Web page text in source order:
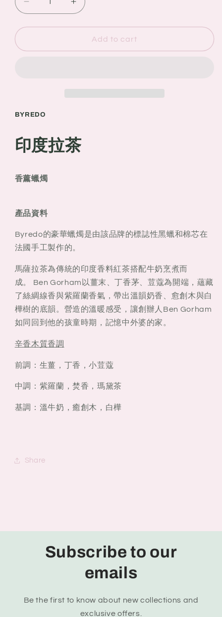
Decrease
quantity
for
印
薰
燭
Increase
quantity
for
BYREDO
印
茶
燭
Add to cart
BYREDO
印度拉茶
香薰蠟燭
產品資料
Byredo的豪華蠟燭是由該品牌的標誌性黑蠟和棉芯在
法國手工製作的。
馬薩拉茶為傳統的印度香料紅茶搭配牛奶烹煮而
成。 Ben Gorham以薑末、丁香茅、荳蔻為開端，蘊藏
了絲綢線香與紫羅蘭香氣，帶出溫韻奶香、愈創木與白
樺樹的底韻。營造的溫暖感受，讓創辦人Ben Gorham
如同回到他的孩童時期，記憶中外婆的家。
辛香木質香調
前調：生薑，丁香，小荳蔻
中調：紫羅蘭，焚香，瑪黛茶
基調：溫牛奶，癒創木，白樺
Share
Subscribe to our
emails
Be the first to know about new collections and
exclusive offers.